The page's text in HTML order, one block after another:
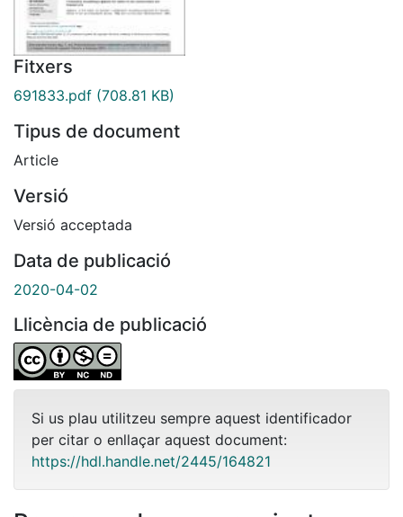
Fitxers
691833.pdf (708.81 KB)
Tipus de document
Article
Versió
Versió acceptada
Data de publicació
2020-04-02
Llicència de publicació
Si us plau utilitzeu sempre aquest identificador
per citar o enllaçar aquest document:
https://hdl.handle.net/2445/164821